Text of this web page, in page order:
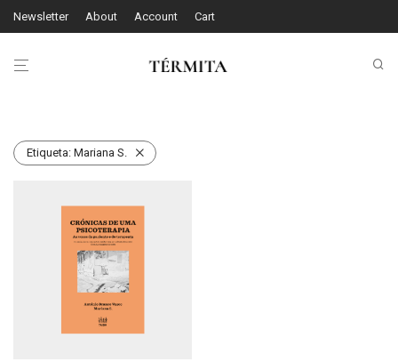
Newsletter About Account Cart
Etiqueta: Mariana S.